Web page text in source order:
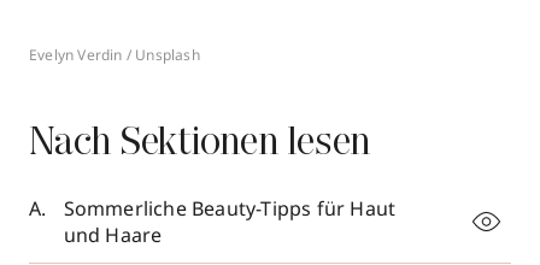
Evelyn Verdin / Unsplash
Nach Sektionen lesen
Sommerliche Beauty-Tipps für Haut
und Haare